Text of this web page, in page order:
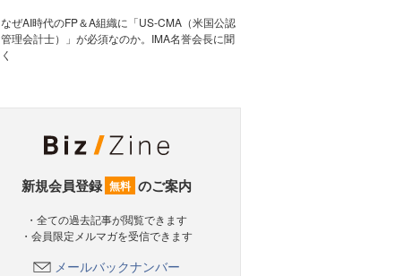
なぜAI時代のFP＆A組織に「US-CMA（米国公認
管理会計士）」が必須なのか。IMA名誉会長に聞
く
新規会員登録 無料 のご案内
・全ての過去記事が閲覧できます
・会員限定メルマガを受信できます
メールバックナンバー